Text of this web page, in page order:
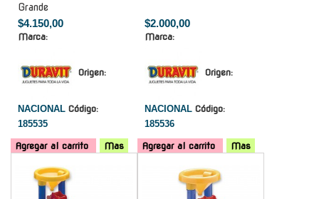
Grande
$4.150,00
Marca:
Origen:
NACIONAL Código:
185535
Agregar al carrito Mas
$2.000,00
Marca:
Origen:
NACIONAL Código:
185536
Agregar al carrito
Mas